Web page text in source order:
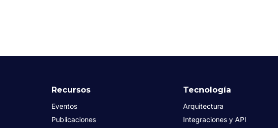
Recursos
Eventos
Publicaciones
Tecnología
Arquitectura
Integraciones y API